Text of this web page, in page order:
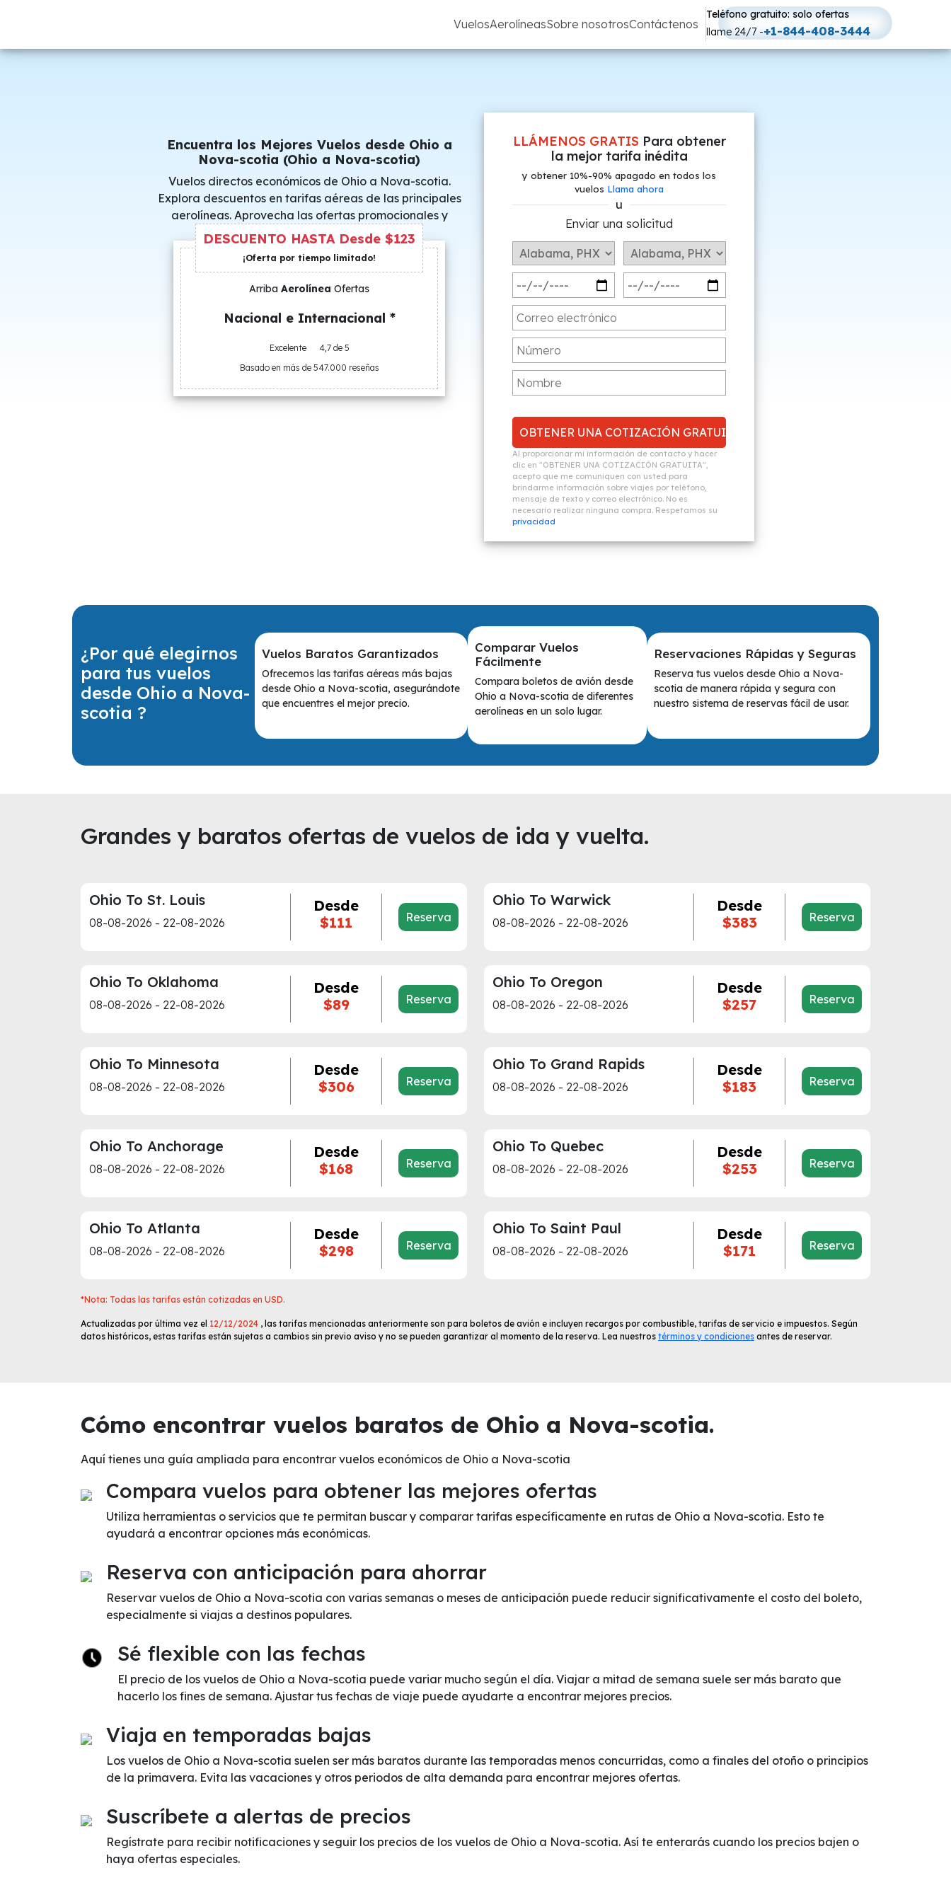
VuelosAerolíneasSobre nosotrosContáctenos
Teléfono gratuito: solo ofertas
llame 24/7 -+1-844-408-3444
Encuentra los Mejores Vuelos desde Ohio a
Nova-scotia (Ohio a Nova-scotia)
Vuelos directos económicos de Ohio a Nova-scotia.
Explora descuentos en tarifas aéreas de las principales
aerolíneas. Aprovecha las ofertas promocionales y
consigue precios especiales.
DESCUENTO HASTA Desde $123
¡Oferta por tiempo limitado!
Arriba Aerolínea Ofertas
Nacional e Internacional *
Excelente
4,7 de 5
Basado en más de 547.000 reseñas
LLÁMENOS GRATIS Para obtener
la mejor tarifa inédita
y obtener 10%-90% apagado en todos los
vuelos Llama ahora
u
Enviar una solicitud
Al proporcionar mi información de contacto y hacer
clic en "OBTENER UNA COTIZACIÓN GRATUITA",
acepto que me comuniquen con usted para
brindarme información sobre viajes por teléfono,
mensaje de texto y correo electrónico. No es
necesario realizar ninguna compra. Respetamos su
privacidad
¿Por qué elegirnos
para tus vuelos
desde Ohio a Nova-
scotia ?
Vuelos Baratos Garantizados
Ofrecemos las tarifas aéreas más bajas
desde Ohio a Nova-scotia, asegurándote
que encuentres el mejor precio.
Comparar Vuelos
Fácilmente
Compara boletos de avión desde
Ohio a Nova-scotia de diferentes
aerolíneas en un solo lugar.
Reservaciones Rápidas y Seguras
Reserva tus vuelos desde Ohio a Nova-
scotia de manera rápida y segura con
nuestro sistema de reservas fácil de usar.
Grandes y baratos ofertas de vuelos de ida y vuelta.
Ohio To St. Louis
08-08-2026 - 22-08-2026
Desde
$111
Reserva
Ohio To Warwick
08-08-2026 - 22-08-2026
Desde
$383
Reserva
Ohio To Oklahoma
08-08-2026 - 22-08-2026
Desde
$89
Reserva
Ohio To Oregon
08-08-2026 - 22-08-2026
Desde
$257
Reserva
Ohio To Minnesota
08-08-2026 - 22-08-2026
Desde
$306
Reserva
Ohio To Grand Rapids
08-08-2026 - 22-08-2026
Desde
$183
Reserva
Ohio To Anchorage
08-08-2026 - 22-08-2026
Desde
$168
Reserva
Ohio To Quebec
08-08-2026 - 22-08-2026
Desde
$253
Reserva
Ohio To Atlanta
08-08-2026 - 22-08-2026
Desde
$298
Reserva
Ohio To Saint Paul
08-08-2026 - 22-08-2026
Desde
$171
Reserva
*Nota: Todas las tarifas están cotizadas en USD.
Actualizadas por última vez el 12/12/2024 , las tarifas mencionadas anteriormente son para boletos de avión e incluyen recargos por combustible, tarifas de servicio e impuestos. Según
datos históricos, estas tarifas están sujetas a cambios sin previo aviso y no se pueden garantizar al momento de la reserva. Lea nuestros términos y condiciones antes de reservar.
Cómo encontrar vuelos baratos de Ohio a Nova-scotia.
Aquí tienes una guía ampliada para encontrar vuelos económicos de Ohio a Nova-scotia
Compara vuelos para obtener las mejores ofertas
Utiliza herramientas o servicios que te permitan buscar y comparar tarifas específicamente en rutas de Ohio a Nova-scotia. Esto te
ayudará a encontrar opciones más económicas.
Reserva con anticipación para ahorrar
Reservar vuelos de Ohio a Nova-scotia con varias semanas o meses de anticipación puede reducir significativamente el costo del boleto,
especialmente si viajas a destinos populares.
Sé flexible con las fechas
El precio de los vuelos de Ohio a Nova-scotia puede variar mucho según el día. Viajar a mitad de semana suele ser más barato que
hacerlo los fines de semana. Ajustar tus fechas de viaje puede ayudarte a encontrar mejores precios.
Viaja en temporadas bajas
Los vuelos de Ohio a Nova-scotia suelen ser más baratos durante las temporadas menos concurridas, como a finales del otoño o principios
de la primavera. Evita las vacaciones y otros periodos de alta demanda para encontrar mejores ofertas.
Suscríbete a alertas de precios
Regístrate para recibir notificaciones y seguir los precios de los vuelos de Ohio a Nova-scotia. Así te enterarás cuando los precios bajen o
haya ofertas especiales.